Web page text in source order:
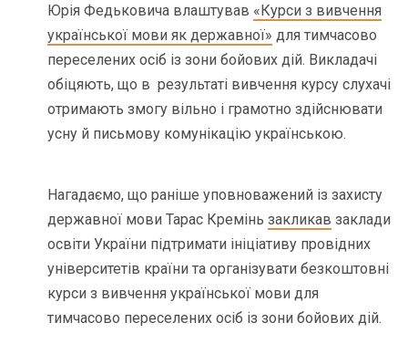
Юрія Федьковича влаштував «Курси з вивчення
української мови як державної» для тимчасово
переселених осіб із зони бойових дій. Викладачі
обіцяють, що в результаті вивчення курсу слухачі
отримають змогу вільно і грамотно здійснювати
усну й письмову комунікацію українською.
Нагадаємо, що раніше уповноважений із захисту
державної мови Тарас Креміньзакликав заклади
освіти України підтримати ініціативу провідних
університетів країни та організувати безкоштовні
курси з вивчення української мови для
тимчасово переселених осіб із зони бойових дій.